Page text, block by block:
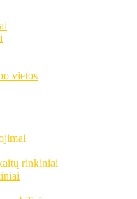
vietos
rinkiniai